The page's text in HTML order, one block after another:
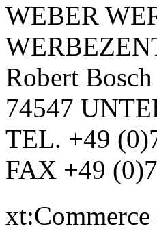
WEBER
Robert
74547
TEL. +49
FAX +49